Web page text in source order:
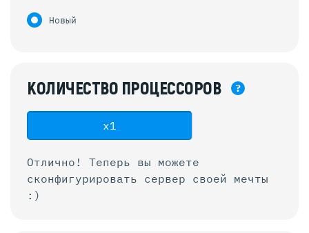
Новый
КОЛИЧЕСТВО ПРОЦЕССОРОВ ?
x1
Отлично! Теперь вы можете
сконфигурировать сервер своей мечты
:)